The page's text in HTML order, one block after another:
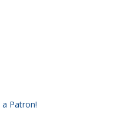
Patron!